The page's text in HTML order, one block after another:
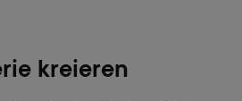
kreieren